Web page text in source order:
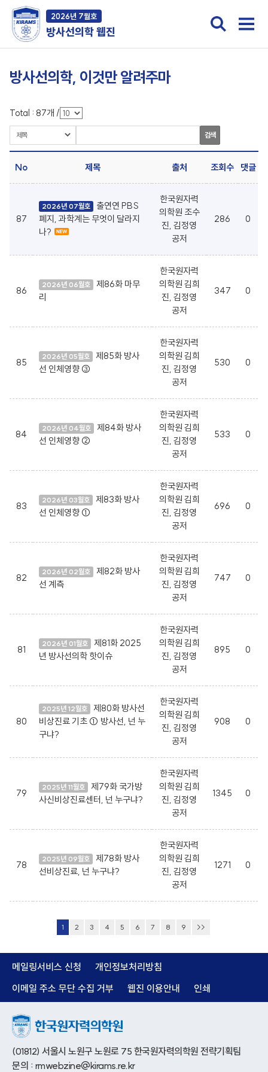
2026년 7월호
방사선의학 웹진
방사선의학, 이것만 알려주마
Total : 87개 /
검색
No 제목 출처 조회수 댓글
87
2026년 07월호
출연연 PBS
폐지, 과학계는 무엇이 달라지
나?
한국원자력
의학원 조수
진, 김정영
공저
286 0
86
2026년 06월호
제86화 마무
리
한국원자력
의학원 김희
진, 김정영
공저
347 0
85
2026년 05월호
제85화 방사
선 인체영향 ③
한국원자력
의학원 김희
진, 김정영
공저
530 0
84
2026년 04월호
제84화 방사
선 인체영향 ②
한국원자력
의학원 김희
진, 김정영
공저
533 0
83
2026년 03월호
제83화 방사
선 인체영향 ①
한국원자력
의학원 김희
진, 김정영
공저
696 0
82
2026년 02월호
제82화 방사
선 계측
한국원자력
의학원 김희
진, 김정영
공저
747 0
81
2026년 01월호
제81화 2025
년 방사선의학 핫이슈
한국원자력
의학원 김희
진, 김정영
공저
895 0
80
2025년 12월호
제80화 방사선
비상진료 기초 ① 방사선, 넌 누
구냐?
한국원자력
의학원 김희
진, 김정영
공저
908 0
79
2025년 11월호
제79화 국가방
사신비상진료센터, 넌 누구냐?
한국원자력
의학원 김희
진, 김정영
공저
1345 0
78
2025년 09월호
제78화 방사
선비상진료, 넌 누구냐?
한국원자력
의학원 김희
진, 김정영
공저
1271 0
1 2 3 4 5 6 7 8 9 >>
메일링서비스 신청
개인정보처리방침
이메일 주소 무단 수집 거부
웹진 이용안내 인쇄
(01812) 서울시 노원구 노원로 75 한국원자력의학원 전략기획팀
문의 : rmwebzine@kirams.re.kr